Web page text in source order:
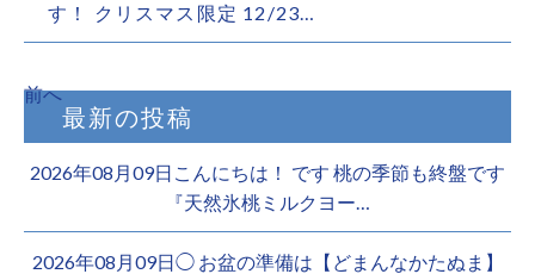
す！ クリスマス限定 12/23…
前へ
最新の投稿
2026年08月09日こんにちは！ です 桃の季節も終盤です
『天然氷桃ミルクヨー…
2026年08月09日◯ お盆の準備は【どまんなかたぬま】